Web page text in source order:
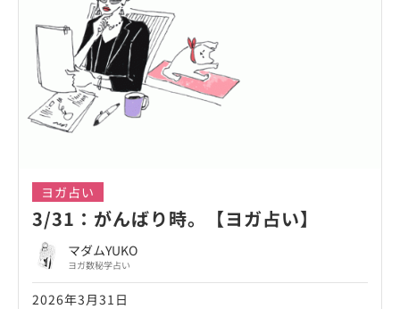
ヨガ占い
3/31：がんばり時。【ヨガ占い】
マダムYUKO
ヨガ数秘学占い
2026年3月31日